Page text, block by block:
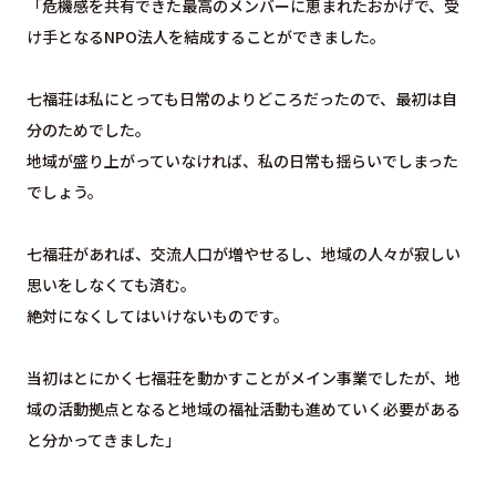
「危機感を共有できた最高のメンバーに恵まれたおかげで、受
け手となるNPO法人を結成することができました。
七福荘は私にとっても⽇常のよりどころだったので、最初は⾃
分のためでした。
地域が盛り上がっていなければ、私の日常も揺らいでしまった
でしょう。
七福荘があれば、交流人口が増やせるし、地域の人々が寂しい
思いをしなくても済む。
絶対になくしてはいけないものです。
当初はとにかく七福荘を動かすことがメイン事業でしたが、地
域の活動拠点となると地域の福祉活動も進めていく必要がある
と分かってきました」